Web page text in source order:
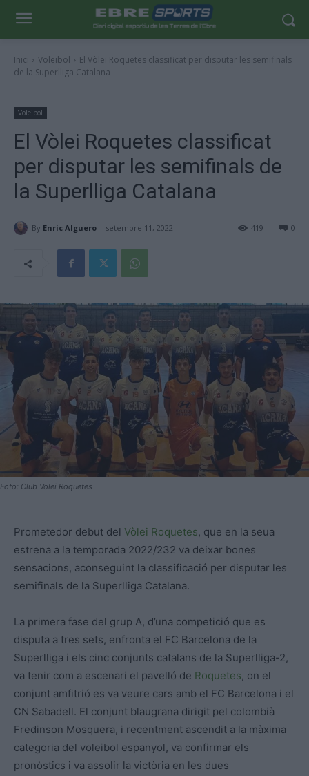
Inici Voleibol
El Vòlei Roquetes classificat per disputar les semifinals
de la Superlliga Catalana
Voleibol
El Vòlei Roquetes classificat
per disputar les semifinals de
la Superlliga Catalana
By Enric Alguero setembre 11, 2022 0
419
Foto: Club Volei Roquetes
Prometedor debut del Vòlei Roquetes, que en la seua
estrena a la temporada 2022/232 va deixar bones
sensacions, aconseguint la classificació per disputar les
semifinals de la Superlliga Catalana.
La primera fase del grup A, d’una competició que es
disputa a tres sets, enfronta el FC Barcelona de la
Superlliga i els cinc conjunts catalans de la Superlliga-2,
va tenir com a escenari el pavelló de Roquetes, on el
conjunt amfitrió es va veure cars amb el FC Barcelona i el
CN Sabadell. El conjunt blaugrana dirigit pel colombià
Fredinson Mosquera, i recentment ascendit a la màxima
categoria del voleibol espanyol, va confirmar els
pronòstics i va assolir la victòria en les dues